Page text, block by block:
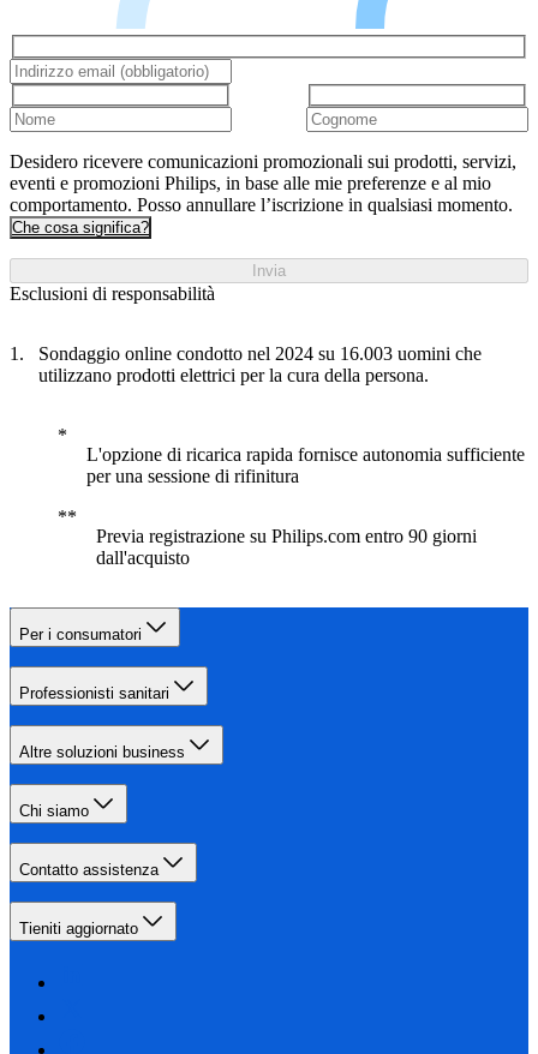
Desidero ricevere comunicazioni promozionali sui prodotti, servizi,
eventi e promozioni Philips, in base alle mie preferenze e al mio
comportamento. Posso annullare l’iscrizione in qualsiasi momento.
Che cosa significa?
Invia
Esclusioni di responsabilità
Sondaggio online condotto nel 2024 su 16.003 uomini che
utilizzano prodotti elettrici per la cura della persona.
L'opzione di ricarica rapida fornisce autonomia sufficiente
per una sessione di rifinitura
Previa registrazione su Philips.com entro 90 giorni
dall'acquisto
Per i consumatori
Professionisti sanitari
Altre soluzioni business
Chi siamo
Contatto assistenza
Tieniti aggiornato